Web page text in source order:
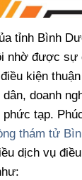
tỉnh Bình
nhờ được sự
kiện
doanh
tạp.
thám tử
dịch vụ